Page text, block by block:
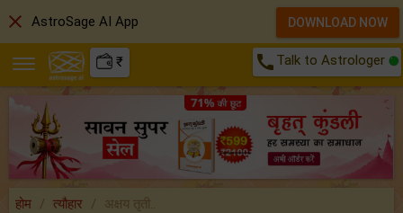
₹ call Talk to Astrologer
होम त्यौहार
अक्षय तृती..
close AstroSage AI App DOWNLOAD NOW